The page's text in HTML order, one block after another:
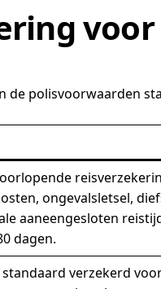
polisvoorwaarden
ongevalsletsel,
aaneengesloten
dagen.
standaard verzekerd